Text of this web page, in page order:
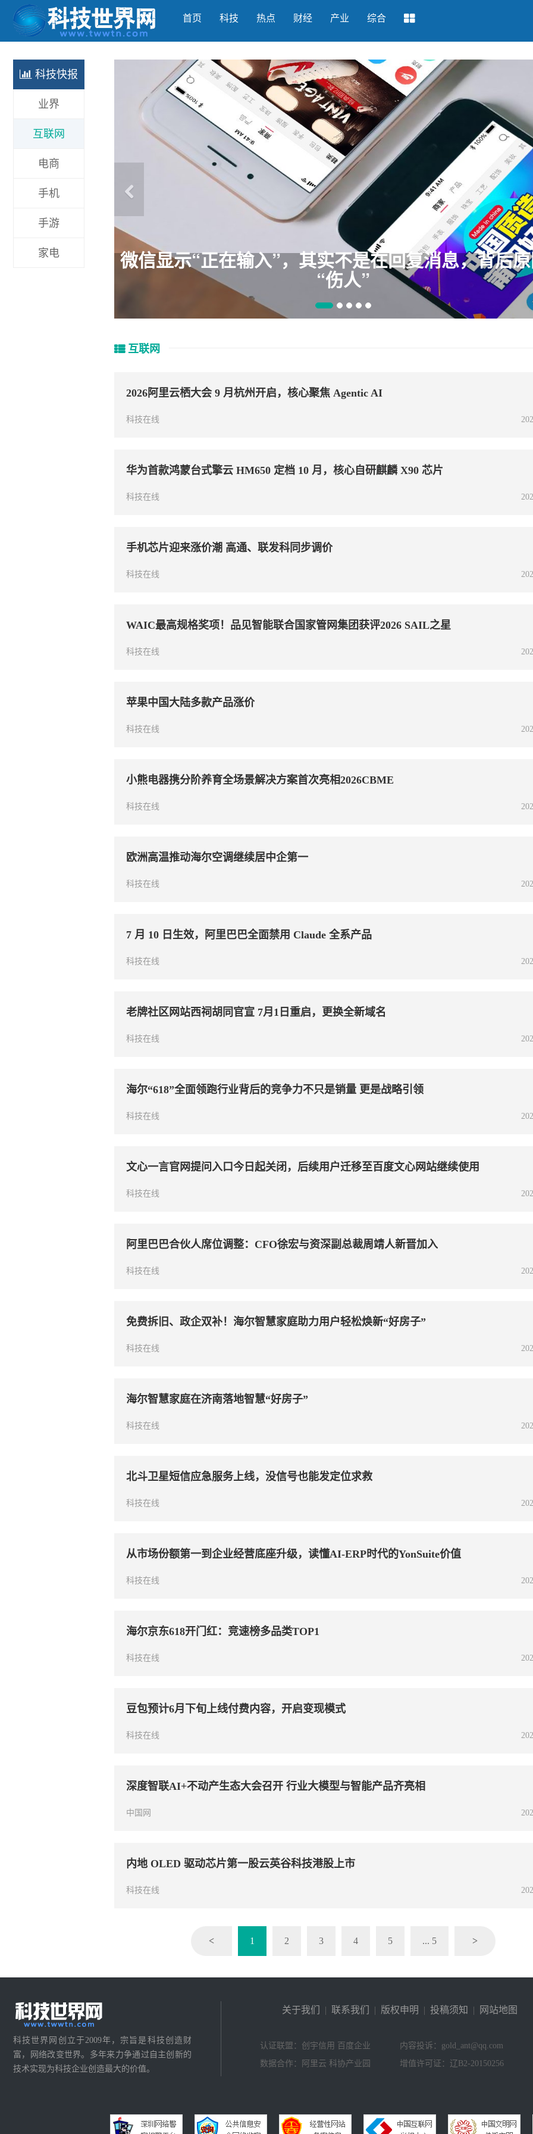
首页 科技 热点 财经 产业 综合
科技快报
业界
互联网
电商
手机
手游
家电 《王者荣耀》新英雄“云缨”将于明日上线 2021 世
服
互联网
2026阿里云栖大会 9 月杭州开启，核心聚焦 Agentic AI
科技在线
华为首款鸿蒙台式擎云 HM650 定档 10 月，核心自研麒麟 X90 芯片
科技在线
手机芯片迎来涨价潮 高通、联发科同步调价
科技在线
WAIC最高规格奖项！品见智能联合国家管网集团获评2026 SAIL之星
科技在线
苹果中国大陆多款产品涨价
科技在线
小熊电器携分阶养育全场景解决方案首次亮相2026CBME
科技在线
欧洲高温推动海尔空调继续居中企第一
科技在线
7 月 10 日生效，阿里巴巴全面禁用 Claude 全系产品
科技在线
老牌社区网站西祠胡同官宣 7月1日重启，更换全新域名
科技在线
海尔“618”全面领跑行业背后的竞争力不只是销量 更是战略引领
科技在线
文心一言官网提问入口今日起关闭，后续用户迁移至百度文心网站继续使用
科技在线
阿里巴巴合伙人席位调整：CFO徐宏与资深副总裁周靖人新晋加入
科技在线
免费拆旧、政企双补！海尔智慧家庭助力用户轻松焕新“好房子”
科技在线
海尔智慧家庭在济南落地智慧“好房子”
科技在线
北斗卫星短信应急服务上线，没信号也能发定位求救
科技在线
从市场份额第一到企业经营底座升级，读懂AI-ERP时代的YonSuite价值
科技在线
海尔京东618开门红：竞速榜多品类TOP1
科技在线
豆包预计6月下旬上线付费内容，开启变现模式
科技在线
深度智联AI+不动产生态大会召开 行业大模型与智能产品齐亮相
中国网
内地 OLED 驱动芯片第一股云英谷科技港股上市
科技在线
< 1 2 3 4 5 ... 5 >
科技世界网创立于2009年，宗旨是科技创造财
富，网络改变世界。多年来力争通过自主创新的
技术实现为科技企业创造最大的价值。
关于我们 | 联系我们 | 版权申明 | 投稿须知 | 网站地图
认证联盟：创宇信用 百度企业
内容投诉：gold_ant@qq.com
数据合作：阿里云 科协产业园
增值许可证：辽B2-20150256